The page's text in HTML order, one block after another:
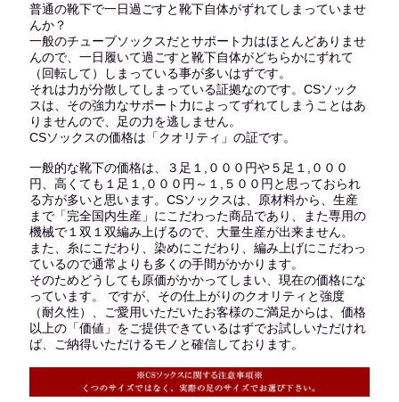
普通の靴下で一日過ごすと靴下自体がずれてしまっていませ
んか？
一般のチューブソックスだとサポート力はほとんどありませ
んので、一日履いて過ごすと靴下自体がどちらかにずれて
（回転して）しまっている事が多いはずです。
それは力が分散してしまっている証拠なのです。CSソック
スは、その強力なサポート力によってずれてしまうことはあ
りませんので、足の力を逃しません。
CSソックスの価格は「クオリティ」の証です。
一般的な靴下の価格は、３足１,０００円や５足１,０００
円、高くても１足１,０００円～１,５００円と思っておられ
る方が多いと思います。CSソックスは、原材料から、生産
まで「完全国内生産」にこだわった商品であり、また専用の
機械で１双１双編み上げるので、大量生産が出来ません。
また、糸にこだわり、染めにこだわり、編み上げにこだわっ
ているので通常よりも多くの手間がかかります。
そのためどうしても原価がかかってしまい、現在の価格にな
っています。 ですが、その仕上がりのクオリティと強度
（耐久性）、ご愛用いただいたお客様のご満足からは、価格
以上の「価値」をご提供できているはずでお試しいただけれ
ば、ご納得いただけるモノと確信しております。